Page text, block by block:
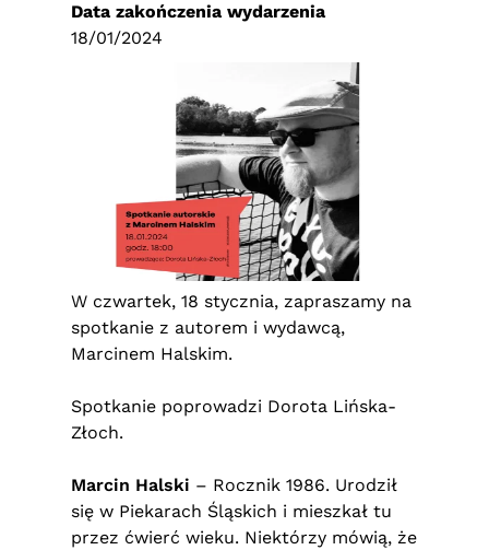
W czwartek, 18 stycznia, zapraszamy na
spotkanie z autorem i wydawcą,
Marcinem Halskim.
Spotkanie poprowadzi Dorota Lińska-
Złoch.
Marcin Halski – Rocznik 1986. Urodził
się w Piekarach Śląskich i mieszkał tu
przez ćwierć wieku. Niektórzy mówią, że
Data zakończenia wydarzenia
18/01/2024